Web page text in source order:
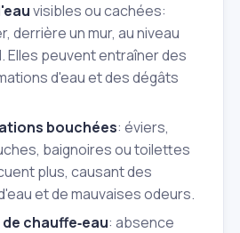
visibles ou cachées:
derrière un mur, au niveau
Elles peuvent entraîner des
d'eau et des dégâts
bouchées: éviers,
baignoires ou toilettes
plus, causant des
et de mauvaises odeurs.
chauffe‑eau: absence